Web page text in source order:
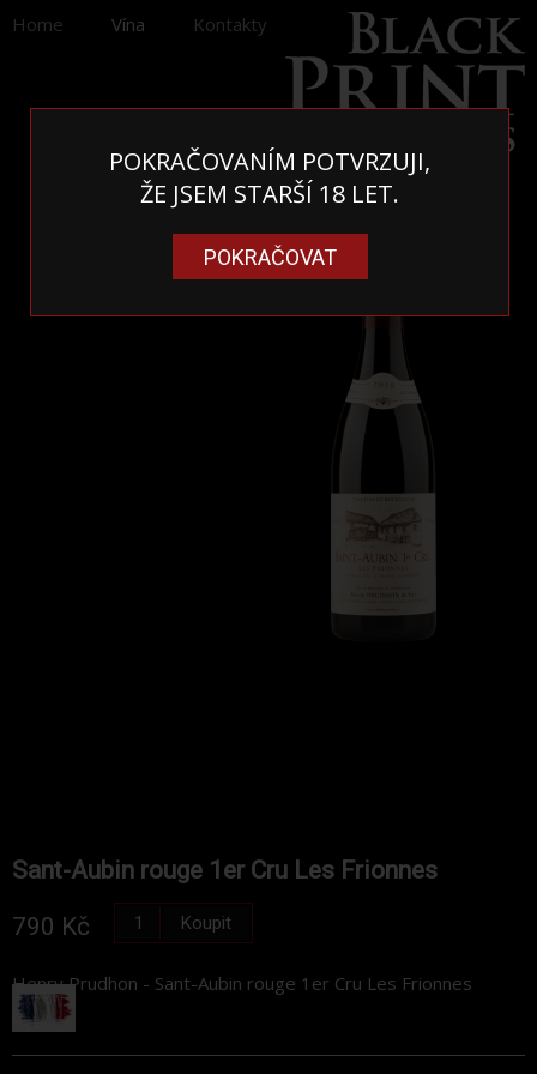
Home Vína Kontakty
Sant-Aubin rouge 1er Cru Les Frionnes
790 Kč
Koupit
Henry Prudhon - Sant-Aubin rouge 1er Cru Les Frionnes
POKRAČOVANÍM POTVRZUJI,
ŽE JSEM STARŠÍ 18 LET.
POKRAČOVAT